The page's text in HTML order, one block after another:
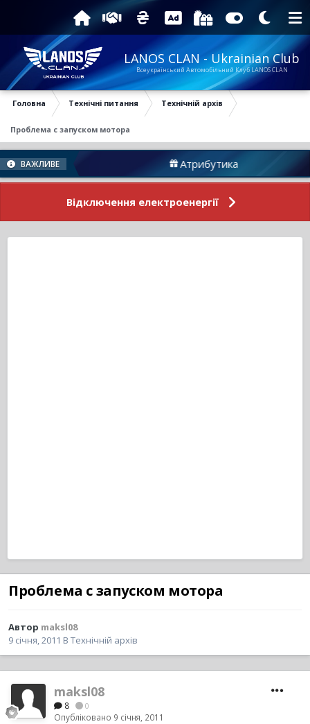
LANOS CLAN - Ukrainian Club
Всеукраїнський Автомобільний Клуб LANOS CLAN
Головна Технічні питання Технічній архів
Проблема с запуском мотора
ВАЖЛИВЕ Атрибутика
Відключення електроенергії
Проблема с запуском мотора
Автор maksl08
9 січня, 2011 В Технічній архів
maksl08
8 0
Опубліковано 9 січня, 2011